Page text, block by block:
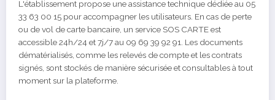
L'établissement propose une assistance technique dédiée au 05
33 63 00 15 pour accompagner les utilisateurs. En cas de perte
ou de vol de carte bancaire, un service SOS CARTE est
accessible 24h/24 et 7j/7 au 09 69 39 92 91. Les documents
dématérialisés, comme les relevés de compte et les contrats
signés, sont stockés de manière sécurisée et consultables à tout
moment sur la plateforme.